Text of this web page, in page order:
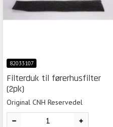
82033107
Filterduk til førerhusfilter
(2pk)
Original CNH Reservedel